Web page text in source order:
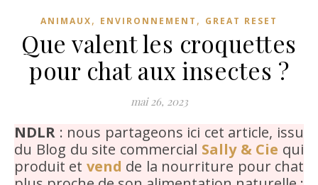
ANIMAUX, ENVIRONNEMENT , GREAT RESET
Que valent les croquettes
pour chat aux insectes ?
mai 26, 2023
NDLR : nous partageons ici cet article, issu
du Blog du site commercial Sally & Cie qui
produit et vend de la nourriture pour chat